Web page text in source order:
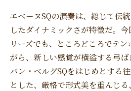
エベーヌSQの演奏は、総じて伝
したダイナミックさが特徴だ。
リーズでも、ところどころでテ
がら、新しい感覚が横溢する弓
バン・ベルグSQをはじめとする
とした、厳格で形式美を重んじ